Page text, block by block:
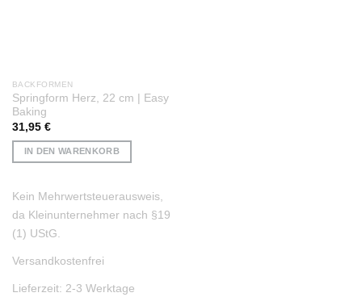
BACKFORMEN
Springform Herz, 22 cm | Easy
Baking
31,95 €
IN DEN WARENKORB
Kein Mehrwertsteuerausweis,
da Kleinunternehmer nach §19
(1) UStG.
Versandkostenfrei
Lieferzeit: 2-3 Werktage